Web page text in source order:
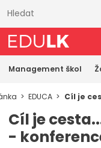
obsahu
Management škol
EDUCA Cíl je
Cíl je
-